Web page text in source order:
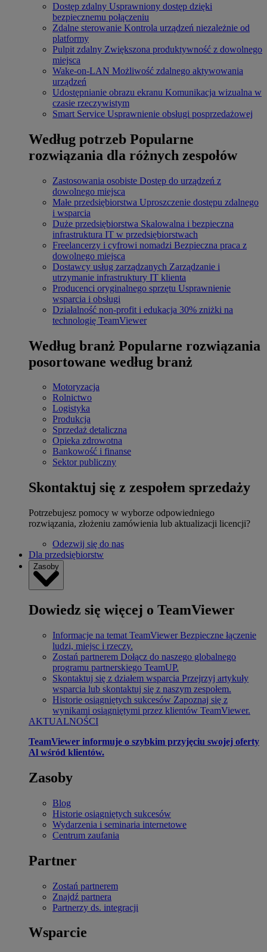
Dostęp zdalny Usprawniony dostęp dzięki
bezpiecznemu połączeniu
Zdalne sterowanie Kontrola urządzeń niezależnie od
platformy
Pulpit zdalny Zwiększona produktywność z dowolnego
miejsca
Wake-on-LAN Możliwość zdalnego aktywowania
urządzeń
Udostępnianie obrazu ekranu Komunikacja wizualna w
czasie rzeczywistym
Smart Service Usprawnienie obsługi posprzedażowej
Według potrzeb Popularne
rozwiązania dla różnych zespołów
Zastosowania osobiste Dostęp do urządzeń z
dowolnego miejsca
Małe przedsiębiorstwa Uproszczenie dostępu zdalnego
i wsparcia
Duże przedsiębiorstwa Skalowalna i bezpieczna
infrastruktura IT w przedsiębiorstwach
Freelancerzy i cyfrowi nomadzi Bezpieczna praca z
dowolnego miejsca
Dostawcy usług zarządzanych Zarządzanie i
utrzymanie infrastruktury IT klienta
Producenci oryginalnego sprzętu Usprawnienie
wsparcia i obsługi
Działalność non-profit i edukacja 30% zniżki na
technologię TeamViewer
Według branż Popularne rozwiązania
posortowane według branż
Motoryzacja
Rolnictwo
Logistyka
Produkcja
Sprzedaż detaliczna
Opieka zdrowotna
Bankowość i finanse
Sektor publiczny
Skontaktuj się z zespołem sprzedaży
Potrzebujesz pomocy w wyborze odpowiedniego
rozwiązania, złożeniu zamówienia lub aktualizacji licencji?
Odezwij się do nas
Dla przedsiębiorstw
Zasoby
Dowiedz się więcej o TeamViewer
Informacje na temat TeamViewer Bezpieczne łączenie
ludzi, miejsc i rzeczy.
Zostań partnerem Dołącz do naszego globalnego
programu partnerskiego TeamUP.
Skontaktuj się z działem wsparcia Przejrzyj artykuły
wsparcia lub skontaktuj się z naszym zespołem.
Historie osiągniętych sukcesów Zapoznaj się z
wynikami osiągniętymi przez klientów TeamViewer.
AKTUALNOŚCI
TeamViewer informuje o szybkim przyjęciu swojej oferty
Al wśród klientów.
Zasoby
Blog
Historie osiągniętych sukcesów
Wydarzenia i seminaria internetowe
Centrum zaufania
Partner
Zostań partnerem
Znajdź partnera
Partnerzy ds. integracji
Wsparcie